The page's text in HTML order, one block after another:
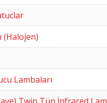
(Halojen)
Lambaları